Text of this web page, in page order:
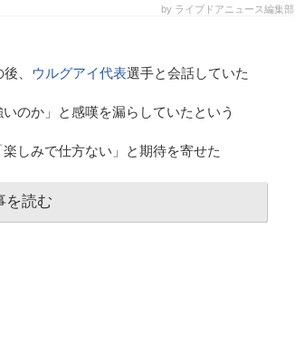
by ライブドアニュース編集部
、 ウルグアイ代表選手と会話していた
のか」と感嘆を漏らしていたという
しみで仕方ない」と期待を寄せた
を読む